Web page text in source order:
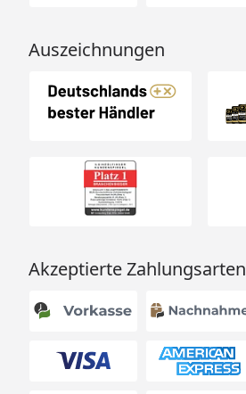
Auszeichnungen
Akzeptierte Zahlungsarten